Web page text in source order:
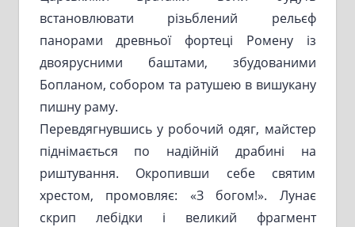
встановлювати різьблений рельєф
панорами древньої фортеці Ромену із
двоярусними баштами, збудованими
Бопланом, собором та ратушею в вишукану
пишну раму.
Перевдягнувшись у робочий одяг, майстер
піднімається по надійній драбині на
риштування. Окропивши себе святим
хрестом, промовляє: «З богом!». Лунає
скрип лебідки і великий фрагмент